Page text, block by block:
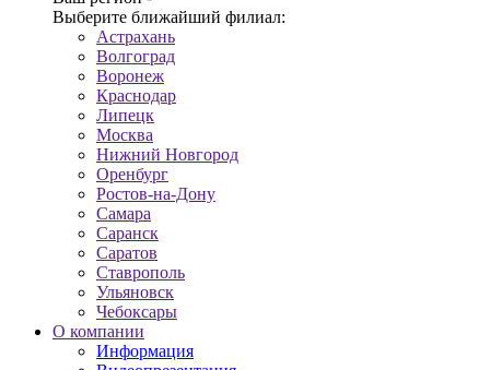
Выберите ближайший филиал:
Астрахань
Волгоград
Воронеж
Краснодар
Липецк
Москва
Нижний Новгород
Оренбург
Ростов-на-Дону
Самара
Саранск
Саратов
Ставрополь
Ульяновск
Чебоксары
О компании
Информация